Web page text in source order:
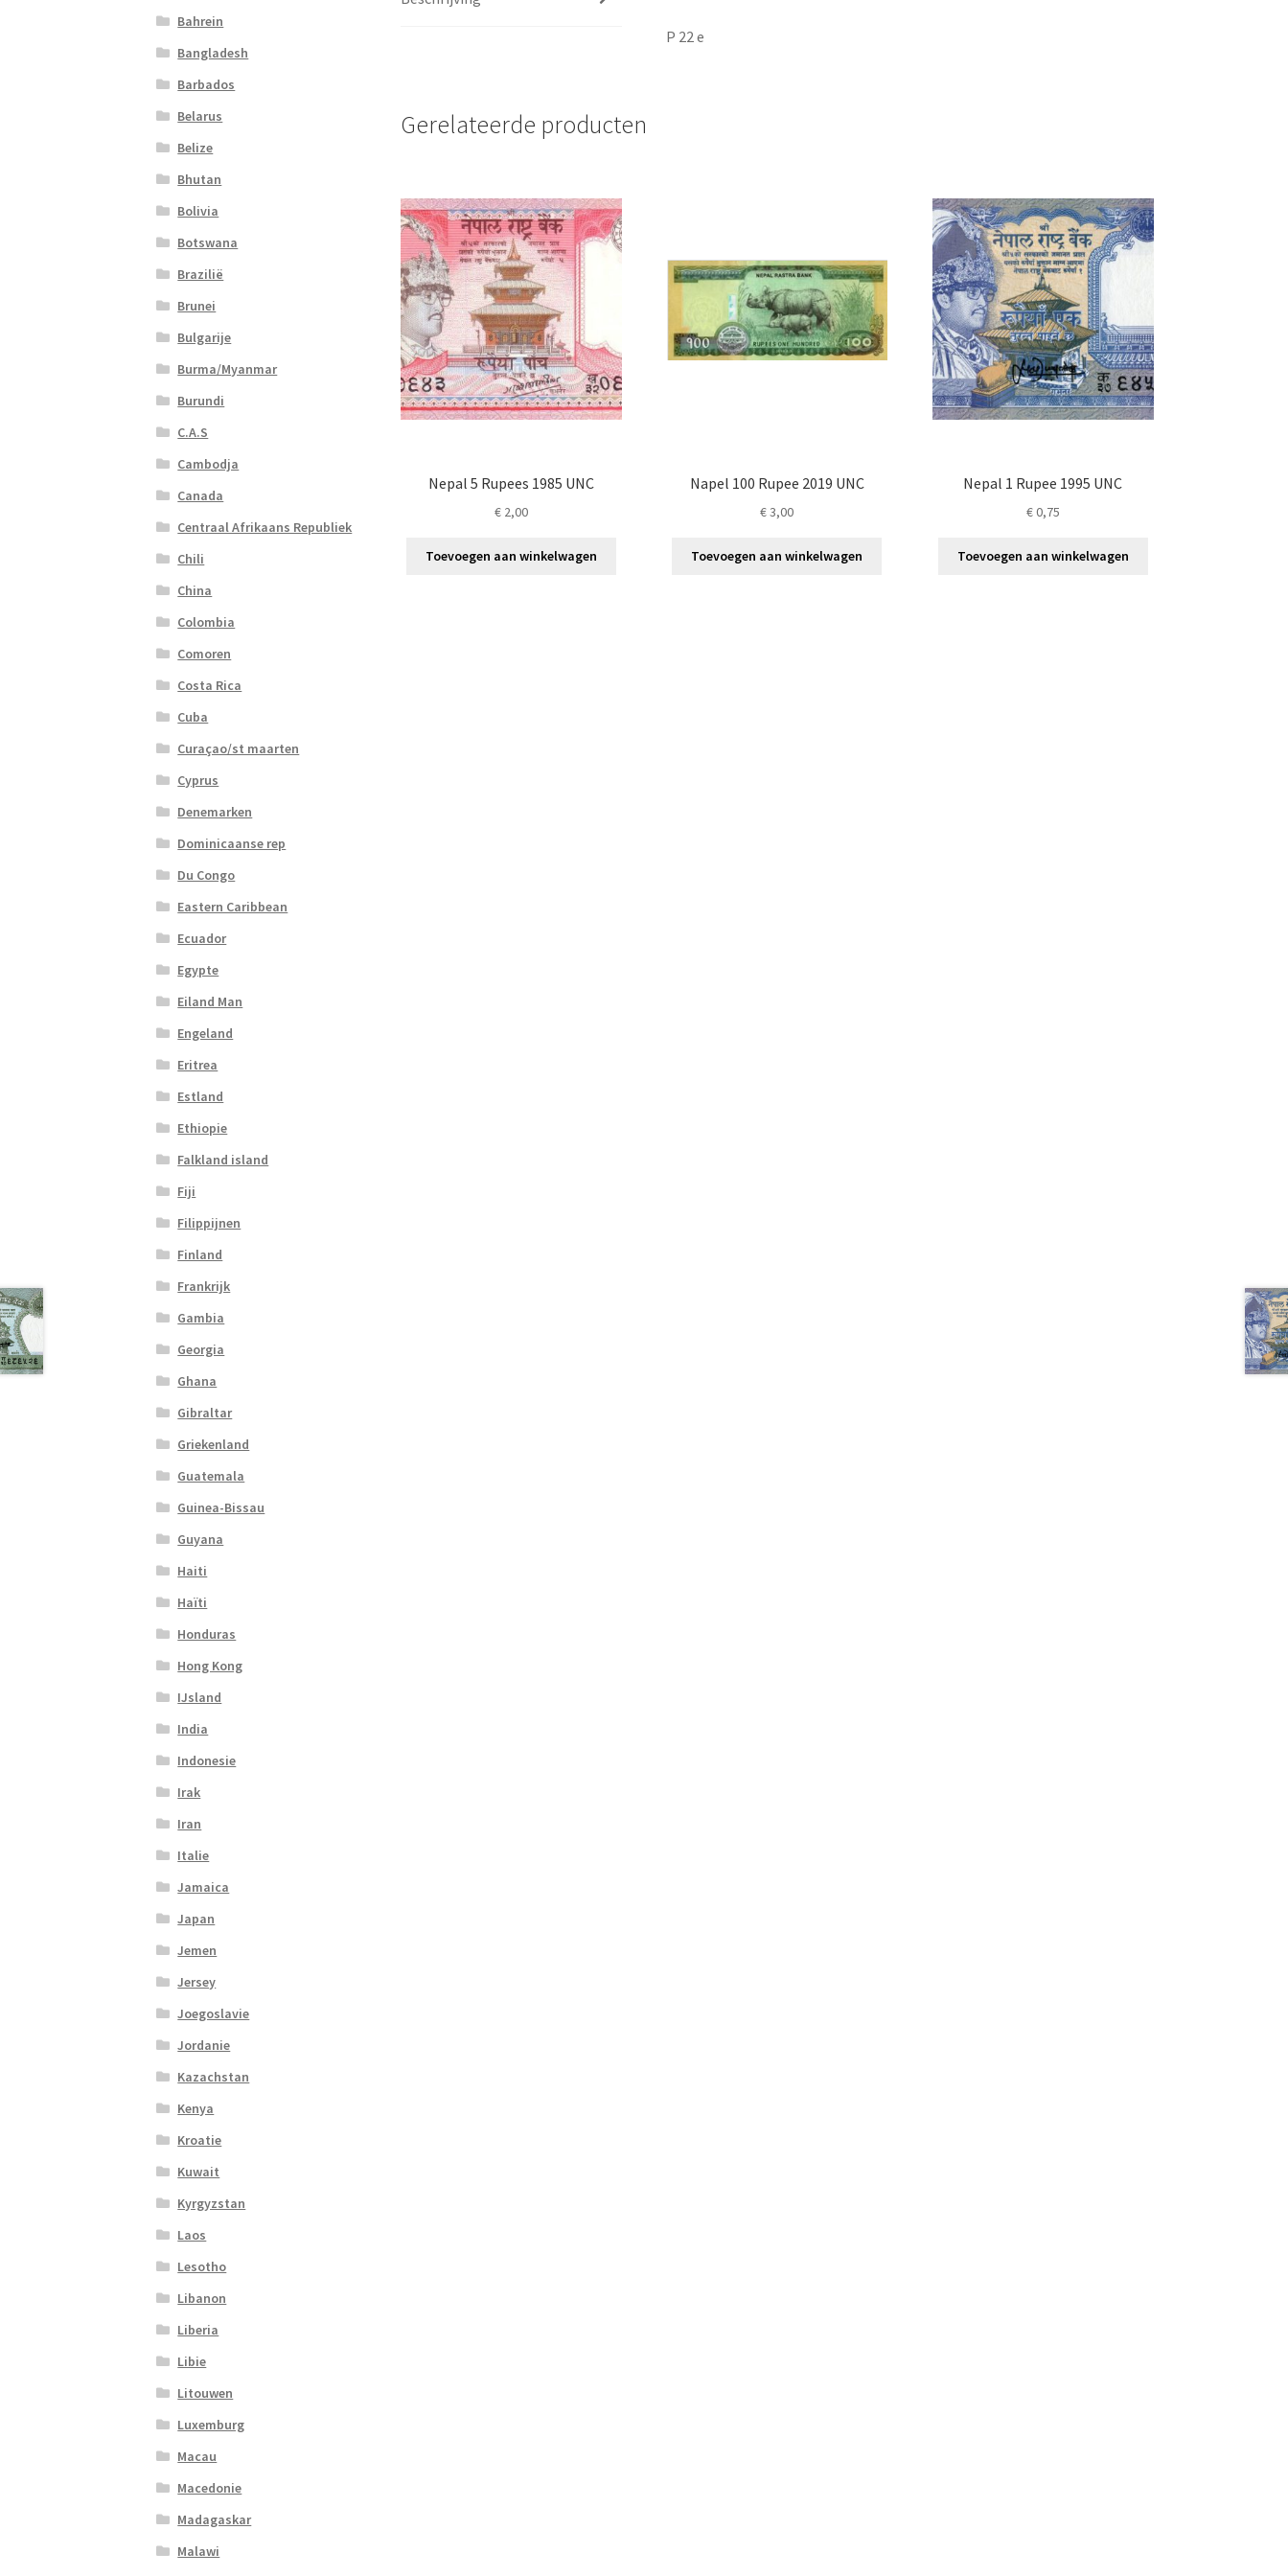
P 22 e
Gerelateerde producten
Nepal 5 Rupees 1985 UNC
€2,00
Toevoegen aan winkelwagen
Napel 100 Rupee 2019 UNC
€3,00
Toevoegen aan winkelwagen
Nepal 1 Rupee 1995 UNC
€0,75
Toevoegen aan winkelwagen
Bahrein
Bangladesh
Barbados
Belarus
Belize
Bhutan
Bolivia
Botswana
Brazilië
Brunei
Bulgarije
Burma/Myanmar
Burundi
C.A.S
Cambodja
Canada
Centraal Afrikaans Republiek
Chili
China
Colombia
Comoren
Costa Rica
Cuba
Curaçao/st maarten
Cyprus
Denemarken
Dominicaanse rep
Du Congo
Eastern Caribbean
Ecuador
Egypte
Eiland Man
Engeland
Eritrea
Estland
Ethiopie
Falkland island
Fiji
Filippijnen
Finland
Frankrijk
Gambia
Georgia
Ghana
Gibraltar
Griekenland
Guatemala
Guinea-Bissau
Guyana
Haiti
Haïti
Honduras
Hong Kong
IJsland
India
Indonesie
Irak
Iran
Italie
Jamaica
Japan
Jemen
Jersey
Joegoslavie
Jordanie
Kazachstan
Kenya
Kroatie
Kuwait
Kyrgyzstan
Laos
Lesotho
Libanon
Liberia
Libie
Litouwen
Luxemburg
Macau
Macedonie
Madagaskar
Malawi